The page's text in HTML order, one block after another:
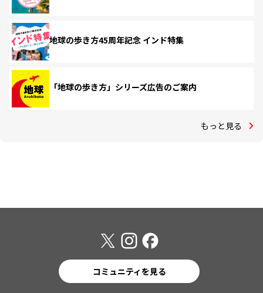
地球の歩き方45周年記念 インド特集
「地球の歩き方」シリーズ広告のご案内
もっと見る
コミュニティを見る